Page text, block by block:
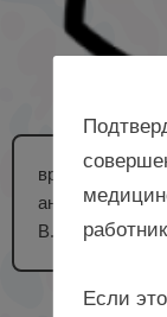
врач –
В.И. Кулакова»
Если